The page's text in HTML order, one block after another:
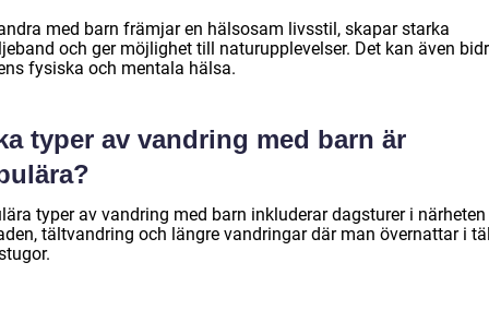
med barn främjar en hälsosam livsstil, skapar starka
och ger möjlighet till naturupplevelser. Det kan även
fysiska och mentala hälsa.
typer av vandring med barn är
typer av vandring med barn inkluderar dagsturer i
tältvandring och längre vandringar där man övernattar i